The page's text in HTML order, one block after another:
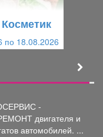
по 18.08.2026
-
двигателя и
автомобилей. ...